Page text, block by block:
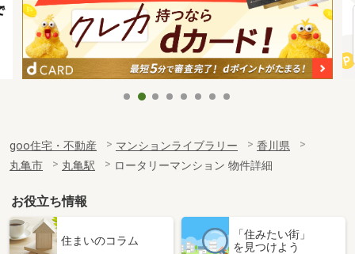
goo住宅・不動産 マンションライブラリー
香川県
丸亀市
丸亀駅 ロータリーマンション 物件詳細
お役立ち情報
住まいのコラム
「住みたい街」
を見つけよう